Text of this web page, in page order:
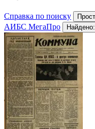
Справка по поиску
АИБС МегаПро
Найдено: